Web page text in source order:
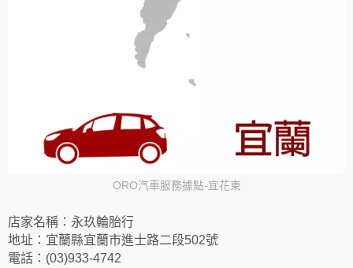
ORO汽車服務據點-宜花東
店家名稱：永玖輪胎行
地址：宜蘭縣宜蘭市進士路二段502號
電話：(03)933-4742